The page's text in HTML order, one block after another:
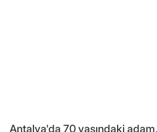
Antalya'da 70 yaşındaki